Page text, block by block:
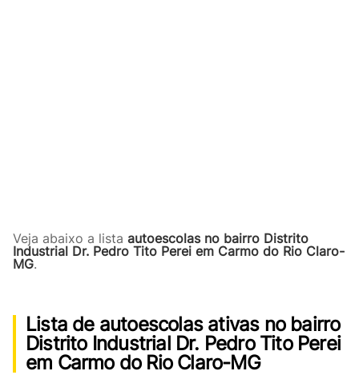
Veja abaixo a lista autoescolas no bairro Distrito
Industrial Dr. Pedro Tito Perei em Carmo do Rio Claro-
MG.
Lista de autoescolas ativas no bairro
Distrito Industrial Dr. Pedro Tito Perei
em Carmo do Rio Claro-MG